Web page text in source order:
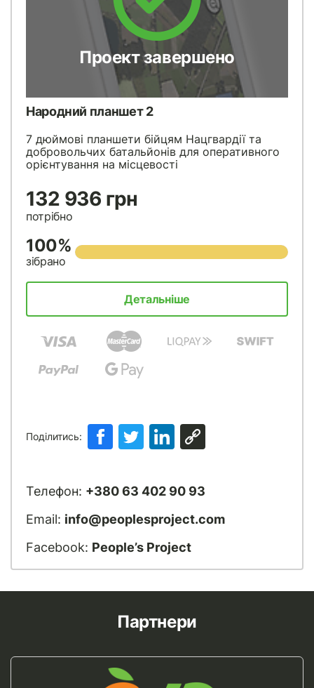
Проект завершено
Народний планшет 2
7 дюймові планшети бійцям Нацгвардії та
добровольчих батальйонів для оперативного
орієнтування на місцевості
132 936 грн
потрібно
100%
зібрано
Детальніше
Поділитись:
Телефон: +380 63 402 90 93
Email: info@peoplesproject.com
Facebook: People’s Project
Партнери